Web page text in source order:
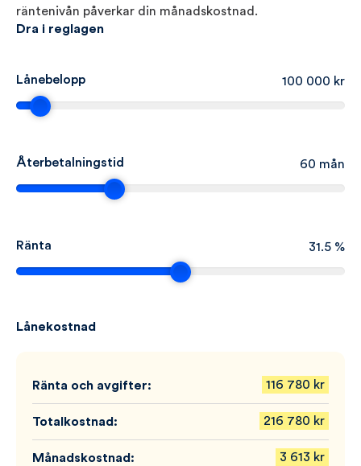
räntenivån påverkar din månadskostnad.
Dra i reglagen
Lånebelopp 100 000
Återbetalningstid 60
Ränta 31.5
Lånekostnad
Ränta och avgifter: 116 780 kr
Totalkostnad: 216 780 kr
Månadskostnad: 3 613 kr